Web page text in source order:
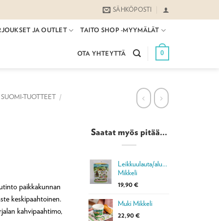
SÄHKÖPOSTI
JA OUTLET TAITO SHOP -MYYMÄLÄT
OTA YHTEYTTÄ 0
SUOMI-TUOTTEET /
paikkakunnan
keskipaahtoinen.
kahvipaahtimo,
Saatat myös pitää...
Leikkuulauta/alusta
Mikkeli
19,90€
Muki Mikkeli
22,90€